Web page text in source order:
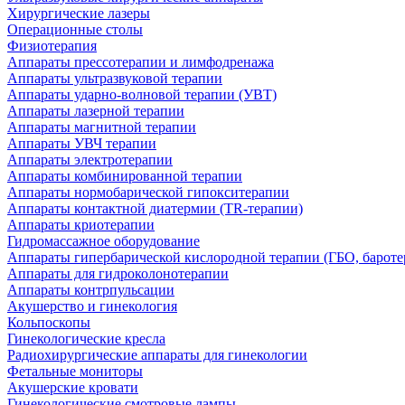
Хирургические лазеры
Операционные столы
Физиотерапия
Аппараты прессотерапии и лимфодренажа
Аппараты ультразвуковой терапии
Аппараты ударно-волновой терапии (УВТ)
Аппараты лазерной терапии
Аппараты магнитной терапии
Аппараты УВЧ терапии
Аппараты электротерапии
Аппараты комбинированной терапии
Аппараты нормобарической гипокситерапии
Аппараты контактной диатермии (TR-терапии)
Аппараты криотерапии
Гидромассажное оборудование
Аппараты гипербарической кислородной терапии (ГБО,
Аппараты для гидроколонотерапии
Аппараты контрпульсации
Акушерство и гинекология
Кольпоскопы
Гинекологические кресла
Радиохирургические аппараты для гинекологии
Фетальные мониторы
Акушерские кровати